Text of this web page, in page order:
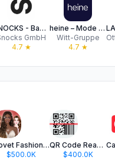
SNOCKS - Basic Fashion online
GmbH
4.7 ★
heine – Mode & Wohnen-Shopping
Witt-Gruppe
4.7 ★
Covet Fashion: Dress Up Game
$500.0K
QR Code Reader ·
$400.0K